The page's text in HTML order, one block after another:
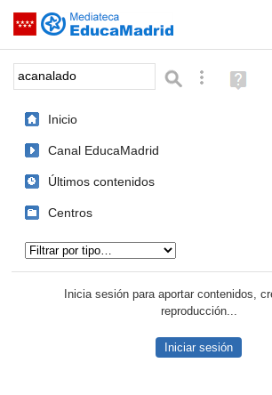
Saltar navegación
Palabra o frase: BúsquedaAyuda
(en
Inicio
Canal EducaMadrid
Últimos contenidos
Centros
Inicia sesión para aportar contenidos,
reproducción...
Iniciar sesión